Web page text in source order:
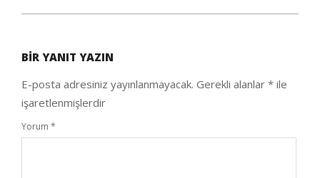
25
BIR YANIT YAZIN
E-posta adresiniz yayınlanmayacak. Gerekli alanlar * ile
işaretlenmişlerdir
Yorum *